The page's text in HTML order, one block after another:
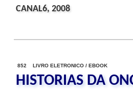
CANAL6, 2008
852 LIVRO ELETRONICO / EBOOK
HISTORIAS DA